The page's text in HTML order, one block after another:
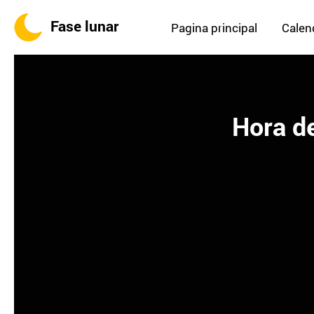
Fase lunar Pagina principal
Hora